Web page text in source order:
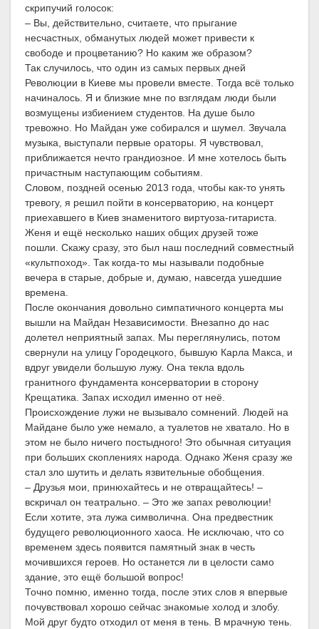
скрипучий голосок:
– Вы, действительно, считаете, что прыгание
несчастных, обманутых людей может привести к
свободе и процветанию? Но каким же образом?
Так случилось, что один из самых первых дней
Революции в Киеве мы провели вместе. Тогда всё только
начиналось. Я и близкие мне по взглядам люди были
возмущены избиением студентов. На душе было
тревожно. Но Майдан уже собирался и шумел. Звучала
музыка, выступали первые ораторы. Я чувствовал,
приближается нечто грандиозное. И мне хотелось быть
причастным наступающим событиям.
Словом, поздней осенью 2013 года, чтобы как-то унять
тревогу, я решил пойти в консерваторию, на концерт
приехавшего в Киев знаменитого виртуоза-гитариста.
Женя и ещё несколько наших общих друзей тоже
пошли. Скажу сразу, это был наш последний совместный
«культпоход». Так когда-то мы называли подобные
вечера в старые, добрые и, думаю, навсегда ушедшие
времена.
После окончания довольно симпатичного концерта мы
вышли на Майдан Независимости. Внезапно до нас
долетел неприятный запах. Мы переглянулись, потом
свернули на улицу Городецкого, бывшую Карла Макса, и
вдруг увидели большую лужу. Она текла вдоль
гранитного фундамента консерватории в сторону
Крещатика. Запах исходил именно от неё.
Происхождение лужи не вызывало сомнений. Людей на
Майдане было уже немало, а туалетов не хватало. Но в
этом не было ничего постыдного! Это обычная ситуация
при больших скоплениях народа. Однако Женя сразу же
стал зло шутить и делать язвительные обобщения.
– Друзья мои, принюхайтесь и не отвращайтесь! –
вскричал он театрально. – Это же запах революции!
Если хотите, эта лужа символична. Она предвестник
будущего революционного хаоса. Не исключаю, что со
временем здесь появится памятный знак в честь
мочившихся героев. Но останется ли в целости само
здание, это ещё большой вопрос!
Точно помню, именно тогда, после этих слов я впервые
почувствовал хорошо сейчас знакомые холод и злобу.
Мой друг будто отходил от меня в тень. В мрачную тень.